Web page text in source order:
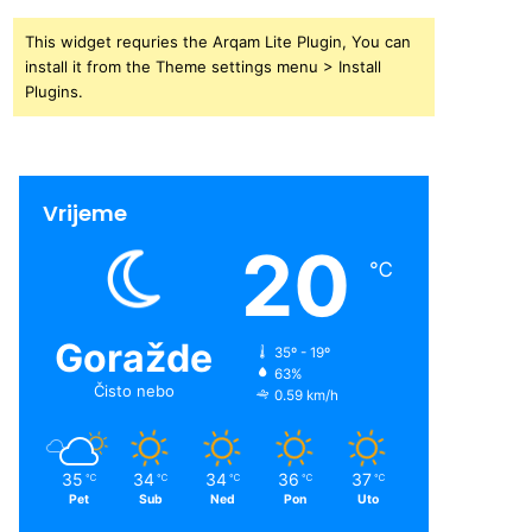
This widget requries the Arqam Lite Plugin, You can
install it from the Theme settings menu > Install
Plugins.
Vrijeme
Goražde
Čisto nebo
20 ℃
35º - 19º
63%
0.59 km/h
35 ℃
Pet
34 ℃
Sub
34 ℃
Ned
36 ℃
Pon
37 ℃
Uto